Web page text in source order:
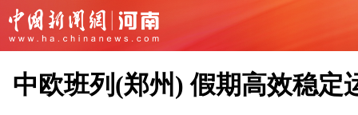
中欧班列(郑州) 假期高效稳定